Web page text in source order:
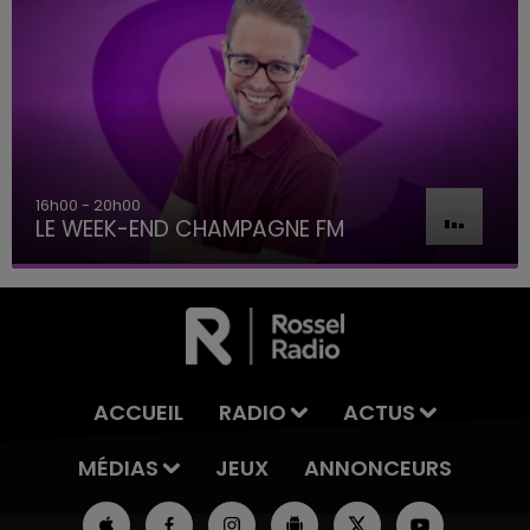
16h00 - 20h00
LE WEEK-END CHAMPAGNE FM
ACCUEIL RADIO
ACTUS
MÉDIAS
JEUX ANNONCEURS